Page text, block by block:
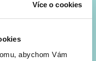
Více o cookies
abychom Vám
rovnou do mailu!
a další.